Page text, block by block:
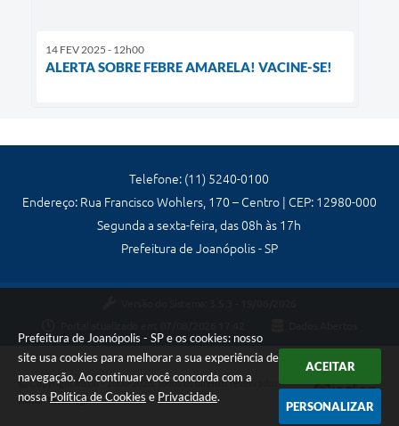
Prefeitura de Joanópolis - SP e os cookies: nosso
site usa cookies para melhorar a sua experiência de
navegação. Ao continuar você concorda com a
nossa Política de Cookies e Privacidade.
ACEITAR
PERSONALIZAR
14 FEV 2025 - 12h00
ALERTA SOBRE FEBRE AMARELA! VACINE-SE!
Telefone: (11) 5240-0100
Endereço: Rua Francisco Wohlers, 170 – Centro | CEP: 12980-000
Segunda a sexta-feira, das 08h às 17h
Prefeitura de Joanópolis - SP
Copyright Instar - 2006-2026. Todos os direitos reservados -
Instar Tecnologia